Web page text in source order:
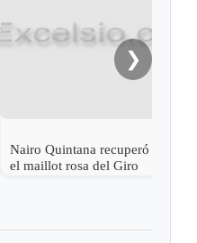
Nairo Quintana recuperó
el maillot rosa del Giro
❯